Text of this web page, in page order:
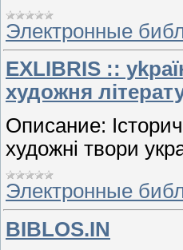
Электронные
EXLIBRIS ::
художня
Описание:
художні твори
Электронные
BIBLOS.IN